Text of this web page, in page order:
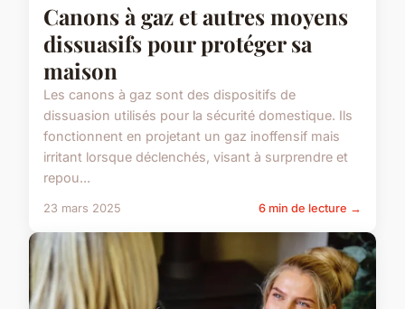
Canons à gaz et autres moyens
dissuasifs pour protéger sa
maison
Les canons à gaz sont des dispositifs de
dissuasion utilisés pour la sécurité domestique. Ils
fonctionnent en projetant un gaz inoffensif mais
irritant lorsque déclenchés, visant à surprendre et
repou...
23 mars 2025 6 min de lecture →